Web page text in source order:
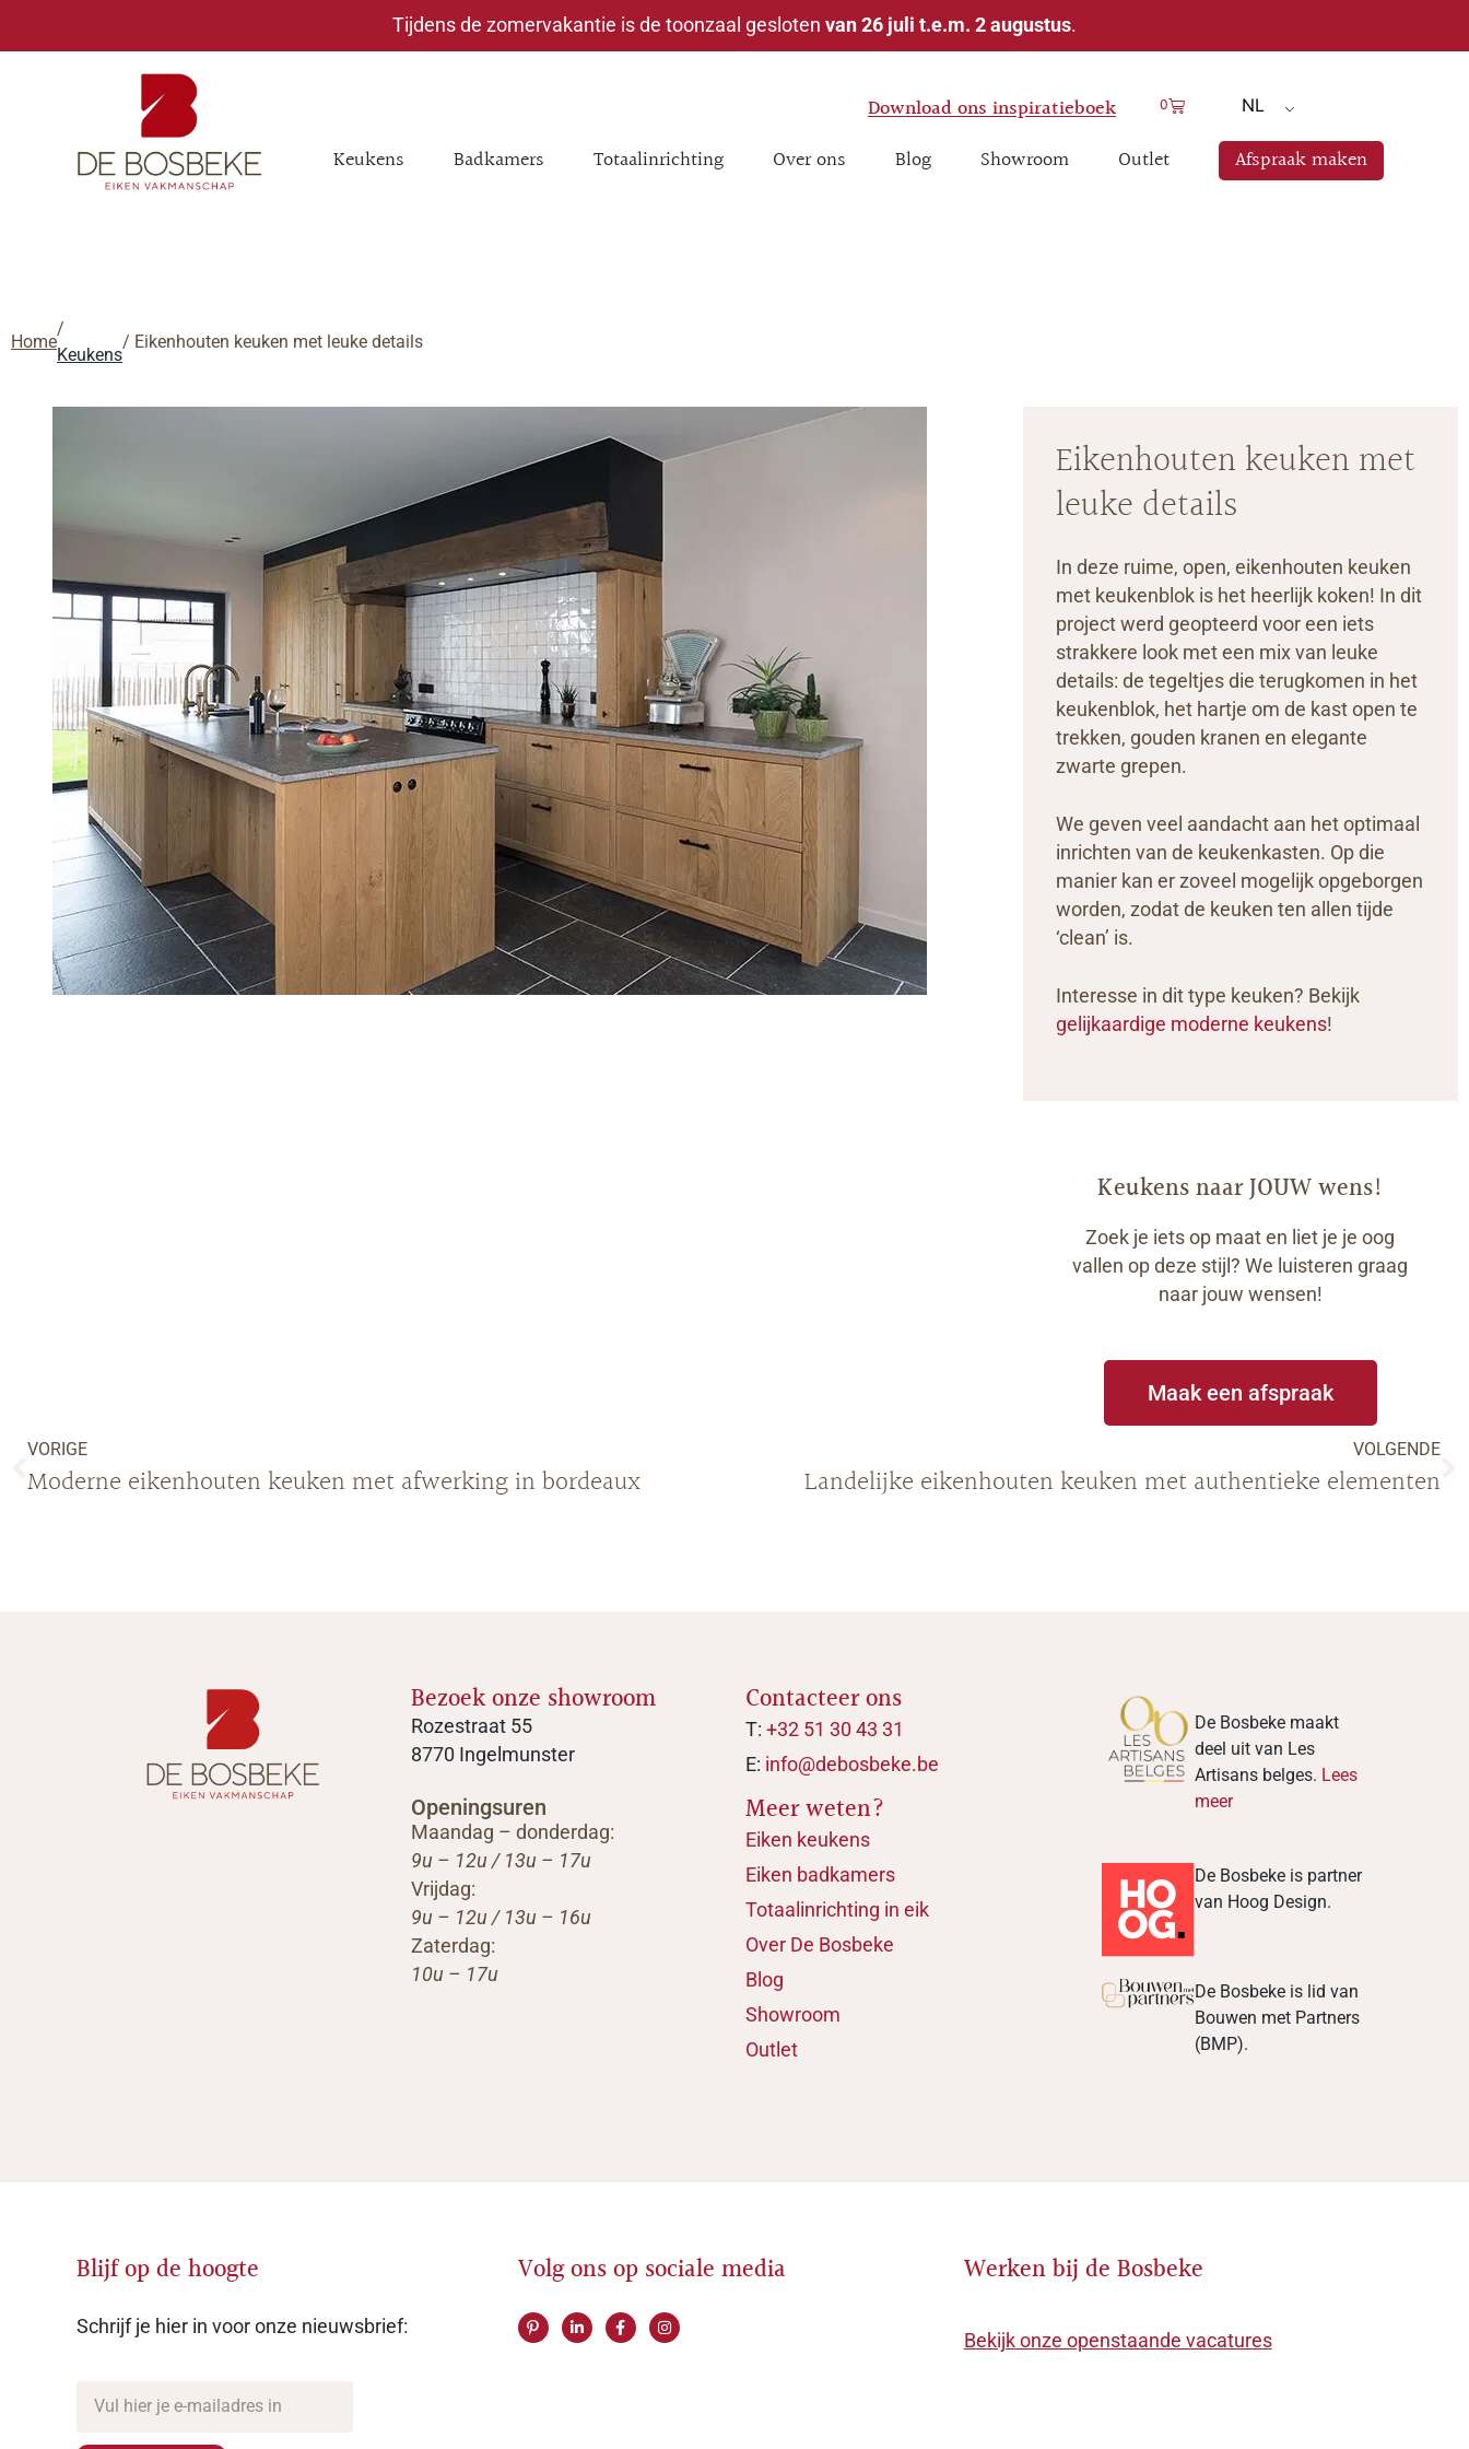
Tijdens de zomervakantie is de toonzaal gesloten van 26 juli t.e.m. 2 augustus.
Download ons inspiratieboek 0 NL
Keukens Badkamers Totaalinrichting Over ons Blog Showroom Outlet Afspraak maken
Home
/
Keukens
/ Eikenhouten keuken met leuke details
Eikenhouten keuken met
leuke details
In deze ruime, open, eikenhouten keuken
met keukenblok is het heerlijk koken! In dit
project werd geopteerd voor een iets
strakkere look met een mix van leuke
details: de tegeltjes die terugkomen in het
keukenblok, het hartje om de kast open te
trekken, gouden kranen en elegante
zwarte grepen.
We geven veel aandacht aan het optimaal
inrichten van de keukenkasten. Op die
manier kan er zoveel mogelijk opgeborgen
worden, zodat de keuken ten allen tijde
‘clean’ is.
Interesse in dit type keuken? Bekijk
gelijkaardige moderne keukens!
Keukensnaar JOUW wens!
Zoek je iets op maat en liet je je oog
vallen op deze stijl? We luisteren graag
naar jouw wensen!
Maak een afspraak
VORIGE
Moderne eikenhouten keuken met afwerking in bordeaux
VOLGENDE
Landelijke eikenhouten keuken met authentieke elementen
Bezoek onze showroom
Rozestraat 55
8770 Ingelmunster
Openingsuren
Maandag – donderdag:
9u – 12u / 13u – 17u
Vrijdag:
9u – 12u / 13u – 16u
Zaterdag:
10u – 17u
Contacteer ons
T: +32 51 30 43 31
E: info@debosbeke.be
Meer weten?
Eiken keukens
Eiken badkamers
Totaalinrichting in eik
Over De Bosbeke
Blog
Showroom
Outlet
De Bosbeke maakt
deel uit van Les
Artisans belges. Lees
meer
De Bosbeke is partner
van Hoog Design.
De Bosbeke is lid van
Bouwen met Partners
(BMP).
Blijf op de hoogte
Schrijf je hier in voor onze nieuwsbrief:
Volg ons op sociale media Werken bij de Bosbeke
Bekijk onze openstaande vacatures